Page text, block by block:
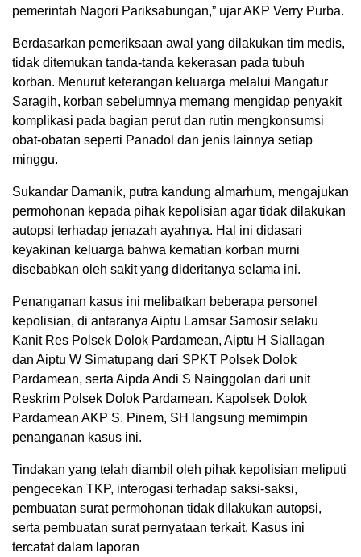
pemerintah Nagori Pariksabungan,” ujar AKP Verry Purba.
Berdasarkan pemeriksaan awal yang dilakukan tim medis,
tidak ditemukan tanda-tanda kekerasan pada tubuh
korban. Menurut keterangan keluarga melalui Mangatur
Saragih, korban sebelumnya memang mengidap penyakit
komplikasi pada bagian perut dan rutin mengkonsumsi
obat-obatan seperti Panadol dan jenis lainnya setiap
minggu.
Sukandar Damanik, putra kandung almarhum, mengajukan
permohonan kepada pihak kepolisian agar tidak dilakukan
autopsi terhadap jenazah ayahnya. Hal ini didasari
keyakinan keluarga bahwa kematian korban murni
disebabkan oleh sakit yang dideritanya selama ini.
Penanganan kasus ini melibatkan beberapa personel
kepolisian, di antaranya Aiptu Lamsar Samosir selaku
Kanit Res Polsek Dolok Pardamean, Aiptu H Siallagan
dan Aiptu W Simatupang dari SPKT Polsek Dolok
Pardamean, serta Aipda Andi S Nainggolan dari unit
Reskrim Polsek Dolok Pardamean. Kapolsek Dolok
Pardamean AKP S. Pinem, SH langsung memimpin
penanganan kasus ini.
Tindakan yang telah diambil oleh pihak kepolisian meliputi
pengecekan TKP, interogasi terhadap saksi-saksi,
pembuatan surat permohonan tidak dilakukan autopsi,
serta pembuatan surat pernyataan terkait. Kasus ini
tercatat dalam laporan